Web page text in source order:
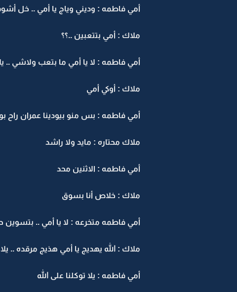
أمي فاطمه : وديني وياج يا أمي .. خل
ملاك : أمي بتتعبين ..؟؟
أمي فاطمه : لا يا أمي ما بتعب ولاشي ..
ملاك : أوكي أمي
أمي فاطمه : بس منو بيودينا عمران راح
ملاك محتاره : مايد ولا راشد
أمي فاطمه : الاثنين محد
ملاك : خلاص أنا بسوق
أمي فاطمه متخرعه : لا يا أمي .. بتسوين
ملاك : الله يهديج يا أمي هذيج مرقده ..
أمي فاطمه : يلا توكلنا على الله